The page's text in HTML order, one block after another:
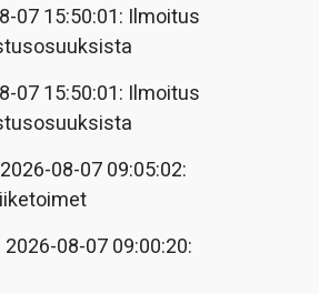
07 15:50:01: Ilmoitus
07 15:50:01: Ilmoitus
08-07 09:05:02:
2026-08-07 09:00:20: